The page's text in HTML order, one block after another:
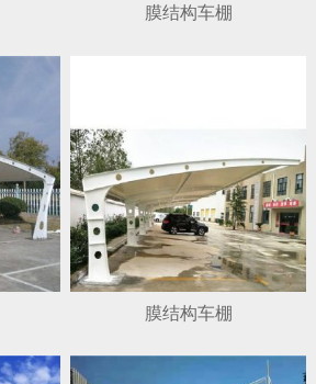
1 2 3 4
膜结构车棚
膜结构车棚